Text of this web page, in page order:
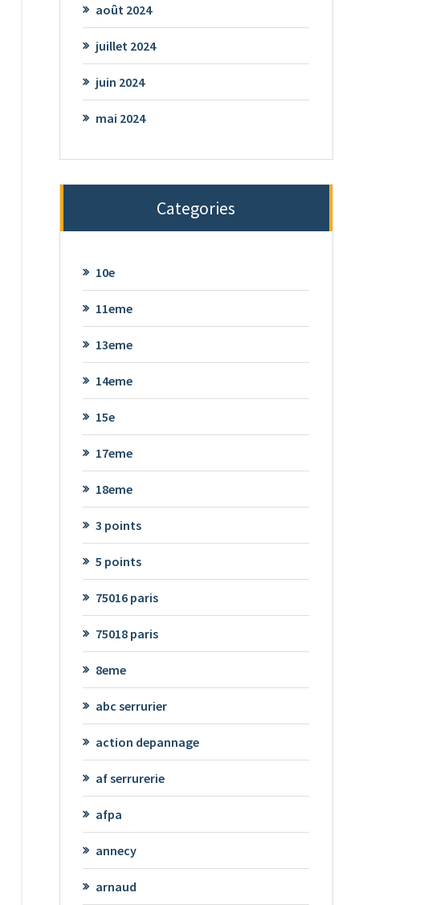
août 2024
juillet 2024
juin 2024
mai 2024
Categories
10e
11eme
13eme
14eme
15e
17eme
18eme
3 points
5 points
75016 paris
75018 paris
8eme
abc serrurier
action depannage
af serrurerie
afpa
annecy
arnaud